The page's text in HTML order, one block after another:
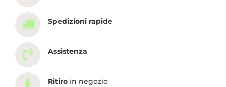
Spedizioni rapide
Assistenza
Ritiro in negozio